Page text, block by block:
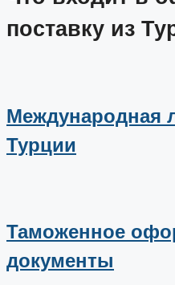
поставку из
Международная
Турции
Таможенное
документы